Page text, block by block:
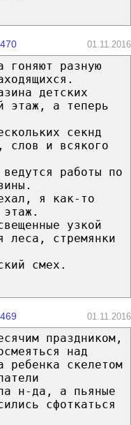
01.11.2016
гоняют разную
детских
этаж, а теперь
секнд
слов и всякого
работы по
я как-то
узкой
леса, стремянки
смех.
01.11.2016
праздником,
над
ребенка скелетом
н-да, а пьяные
сфоткаться